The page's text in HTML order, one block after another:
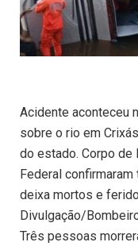
Acidente aconteceu
sobre o rio em
do estado. Corpo
Federal
deixa mortos e
Divulgação/
Três pessoas